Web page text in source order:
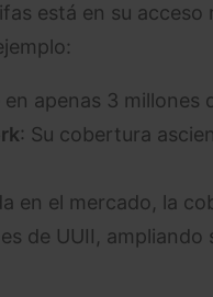
está en su
en apenas 3 millones
: Su cobertura
en el mercado, la
de UUII,